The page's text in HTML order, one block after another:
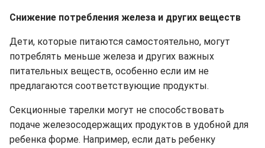
Снижение потребления железа и других веществ
Дети, которые питаются самостоятельно, могут
потреблять меньше железа и других важных
питательных веществ, особенно если им не
предлагаются соответствующие продукты.
Секционные тарелки могут не способствовать
подаче железосодержащих продуктов в удобной для
ребенка форме. Например, если дать ребенку